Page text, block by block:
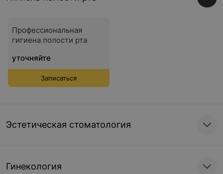
Профессиональная
гигиена полости рта
уточняйте
Записаться
Эстетическая стоматология
Гинекология